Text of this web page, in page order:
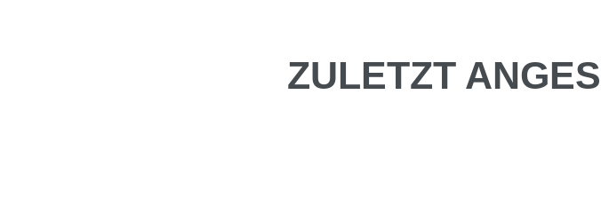
ZULETZT